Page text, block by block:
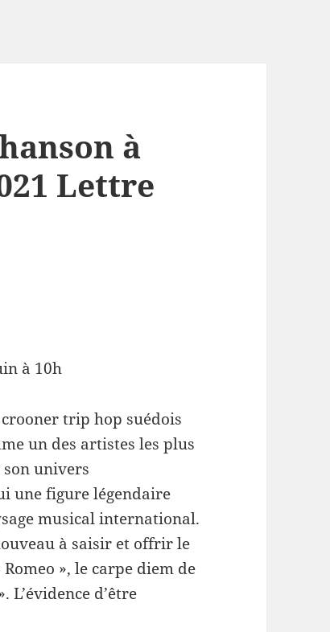
à
Lettre
à 10h
trip hop suédois
un des artistes les plus
univers
une figure légendaire
musical international.
à saisir et offrir le
», le carpe diem de
d’être